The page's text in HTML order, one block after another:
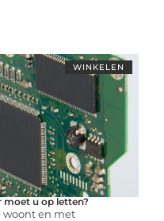
WINKELEN
moet u op letten?
woont en met